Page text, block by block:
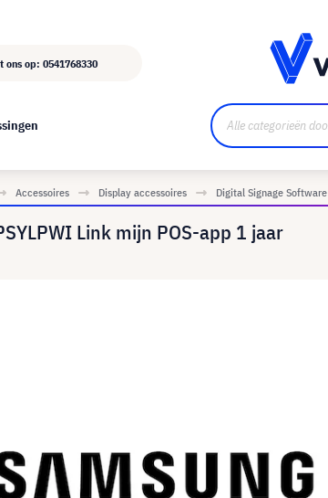
ons op: 0541768330
Accessoires Display accessoires Digital Signage Software
Link mijn POS-app 1 jaar